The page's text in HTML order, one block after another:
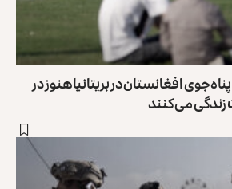
بیش از سه هزار و ۸۰۰ پناه‌جوی افغانستان در بریتانیا هنوز در
می‌کنند